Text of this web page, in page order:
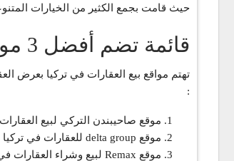
حيث قامت بجمع الكثير من الخيارات
قائمة تضم أفضل 3 مواقع بيع العقارات في تركيا
:
موقع صاحيبندن التركي لبيع
موقع delta group للعقارات في تركيا
موقع Remax لبيع وشراء العقارات في تركيا